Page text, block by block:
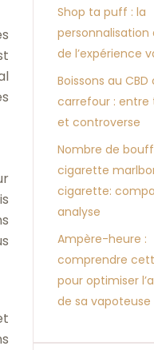
Shop ta puff : la
de l’expérience
Boissons au CBD
carrefour : entre
et controverse
Nombre de
cigarette
cigarette:
analyse
Ampère-heure :
comprendre
pour optimiser
de sa vapoteuse